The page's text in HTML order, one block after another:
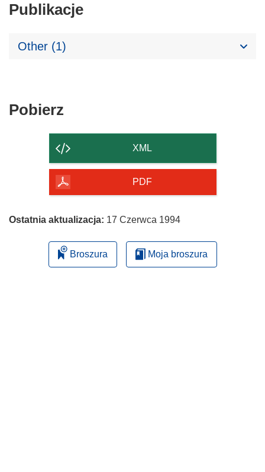
Publikacje
Other (1)
Pobierz
strony
XML
PDF
Ostatnia aktualizacja: 17 Czerwca 1994
Broszura Moja broszura